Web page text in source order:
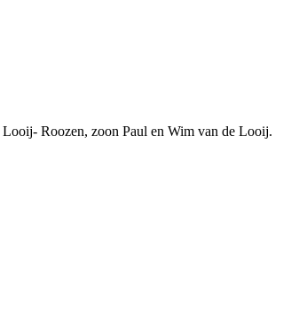
Roozen, zoon Paul en Wim van de Looij.